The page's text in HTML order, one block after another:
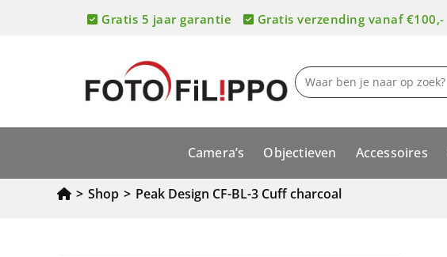
Gratis 5 jaar garantie Gratis verzending vanaf €100,-
Camera’s Objectieven Accessoires
> Shop > Peak Design CF-BL-3 Cuff charcoal